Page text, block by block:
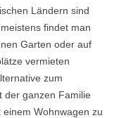
Ländern sind
findet man
Garten oder auf
vermieten
zum
der ganzen Familie
Wohnwagen zu